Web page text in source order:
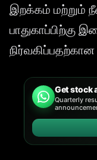
இறக்கம்
பாதுகாப்பிற்கு
Get stock
Quarterly